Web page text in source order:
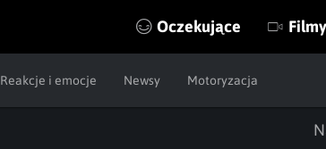
Oczekujące Filmy
Reakcje i emocje Newsy Motoryzacja